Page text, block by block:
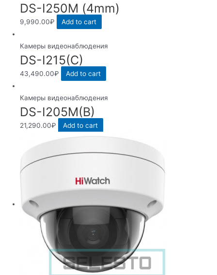
DS-I250M (4mm)
9,990.00₽ Add to cart
Камеры видеонаблюдения
DS-I215(C)
43,490.00₽ Add to cart
Камеры видеонаблюдения
DS-I205M(B)
21,290.00₽ Add to cart